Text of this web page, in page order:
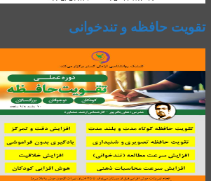
تقویت حافظه و تندخوانی